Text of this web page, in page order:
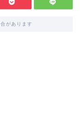
があります